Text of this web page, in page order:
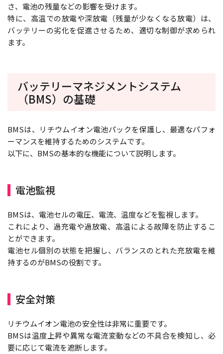
さ、電池の残量などの影響を受けます。
特に、高温での放電や深放電（残量が少なくなる放電）は、
バッテリーの劣化を促進させるため、適切な制御が求められ
ます。
バッテリーマネジメントシステム
（BMS）の基礎
BMSは、リチウムイオン電池パックを保護し、最適なパフォ
ーマンスを維持するためのシステムです。
以下に、BMSの基本的な機能について説明します。
電池監視
BMSは、電池セルの電圧、電流、温度などを監視します。
これにより、過充電や過放電、高温による故障を防止するこ
とができます。
電池セル個別の状態を把握し、バランスのとれた充放電を維
持するのがBMSの役割です。
安全対策
リチウムイオン電池の安全性は非常に重要です。
BMSは温度上昇や異常な電流変動などの不具合を検知し、必
要に応じて電流を遮断します。